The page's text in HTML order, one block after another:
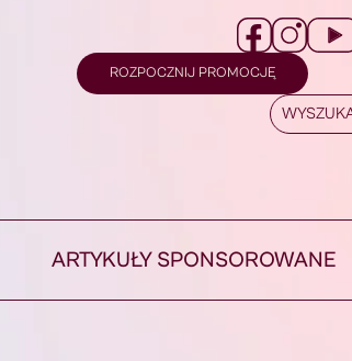
ROZPOCZNIJ PROMOCJĘ
ARTYKUŁY SPONSOROWANE